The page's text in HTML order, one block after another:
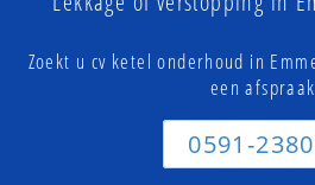
Zoekt u cv ketel onderhoud in
een
0591-